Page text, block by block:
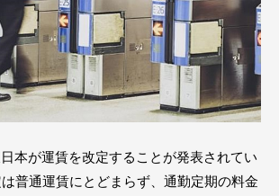
本が運賃を改定することが発表されてい
普通運賃にとどまらず、通勤定期の料金